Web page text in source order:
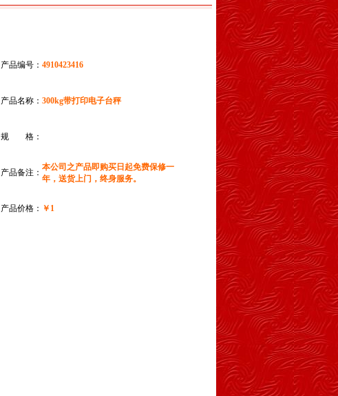
产品编号： 4910423416
产品名称： 300kg带打印电子台秤
规 格：
产品备注：
本公司之产品即购买日起免费保修一
年，送货上门，终身服务。
产品价格： ￥1